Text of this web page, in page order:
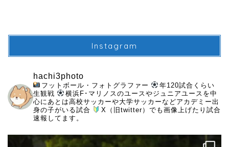
Instagram
hachi3photo
フットボール・フォトグラファー
年120試合くらい
生観戦
横浜F･マリノスのユースやジュニアユースを中
心にあとは高校サッカーや大学サッカーなどアカデミー出
身の子がいる試合
X（旧twitter）でも画像上げたり試合
速報してます。